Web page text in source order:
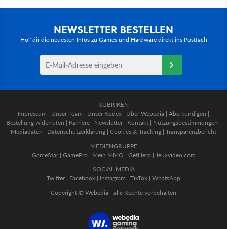
NEWSLETTER BESTELLEN
Hol' dir die neuesten Infos zu Games und Hardware direkt ins Postfach
RUBRIKEN
Impressum | Unser Team | Unser Kodex | Über Webedia | Abo kündigen |
Bestellung widerrufen | Karriere | Newsletter | Kontakt | Nutzungsbestimmungen |
Mediadaten | Datenschutzerklärung | Cookies & Tracking | Transparenzbericht
MEDIENGRUPPE
GameStar| GamePro | Mein MMO | GetHero | Jeuxvideo.com
SOCIAL MEDIA
Twitter | Facebook | Instagram | TikTok | WhatsApp
Copyright © Webedia - alle Rechte vorbehalten